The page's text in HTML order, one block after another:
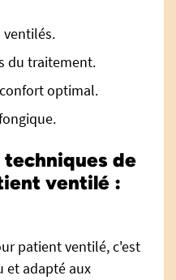
ventilés.
du traitement.
optimal.
de
ventilé :
patient ventilé, c'est
et adapté aux